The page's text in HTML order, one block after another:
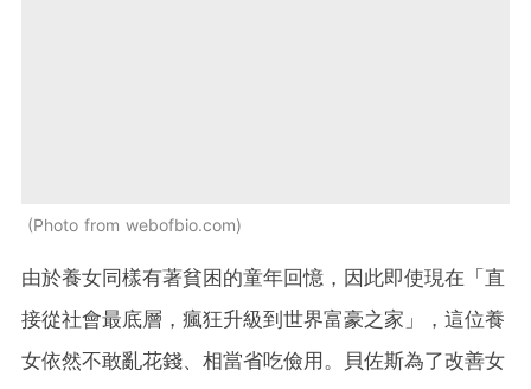
Photo from webofbio.com
由於養女同樣有著貧困的童年回憶，因此即使現在「直
接從社會最底層，瘋狂升級到世界富豪之家」，這位養
女依然不敢亂花錢、相當省吃儉用。貝佐斯為了改善女